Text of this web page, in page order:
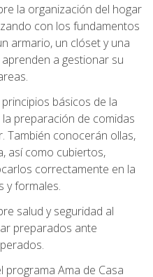
la organización del hogar
con los fundamentos
armario, un clóset y una
a gestionar su
básicos de la
preparación de comidas
También conocerán ollas,
así como cubiertos,
correctamente en la
y formales.
salud y seguridad al
preparados ante
programa Ama de Casa